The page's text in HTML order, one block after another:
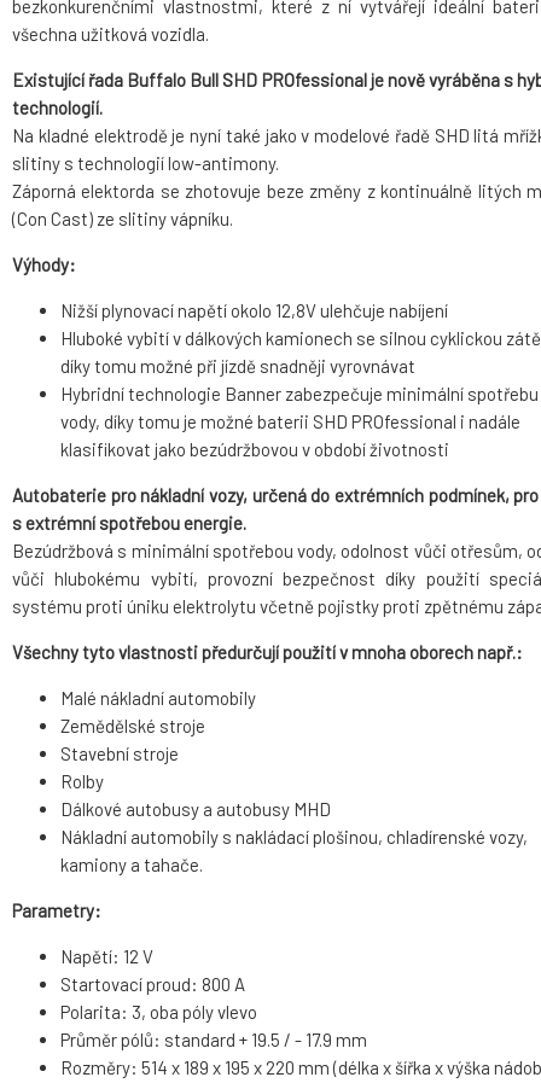
bezkonkurenčními vlastnostmi, které z ní vytvářejí ideální
všechna užitková vozidla.
Existující řada Buffalo Bull SHD PROfessional je nově vyráběna s
technologií.
Na kladné elektrodě je nyní také jako v modelové řadě SHD litá
slitiny s technologií low-antimony.
Záporná elektorda se zhotovuje beze změny z kontinuálně litých
(Con Cast) ze slitiny vápníku.
Výhody:
Nižší plynovací napětí okolo 12,8V ulehčuje nabíjení
Hluboké vybití v dálkových kamionech se silnou cyklickou
díky tomu možné při jízdě snadněji vyrovnávat
Hybridní technologie Banner zabezpečuje minimální spotřebu
vody, díky tomu je možné baterii SHD PROfessional i nadále
klasifikovat jako bezúdržbovou v období životnosti
Autobaterie pro nákladní vozy, určená do extrémních podmínek,
s extrémní spotřebou energie.
Bezúdržbová s minimální spotřebou vody, odolnost vůči otřesům,
vůči hlubokému vybití, provozní bezpečnost díky použití
systému proti úniku elektrolytu včetně pojistky proti zpětnému
Všechny tyto vlastnosti předurčují použití v mnoha oborech např.:
Malé nákladní automobily
Zemědělské stroje
Stavební stroje
Rolby
Dálkové autobusy a autobusy MHD
Nákladní automobily s nakládací plošinou, chladírenské vozy,
kamiony a tahače.
Parametry:
Napětí: 12 V
Startovací proud: 800 A
Polarita: 3, oba póly vlevo
Průměr pólů: standard + 19.5 / - 17.9 mm
Rozměry: 514 x 189 x 195 x 220 mm (délka x šířka x výška